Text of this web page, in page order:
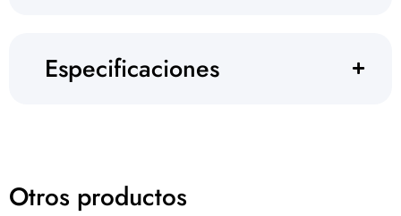
Especificaciones
Otros productos